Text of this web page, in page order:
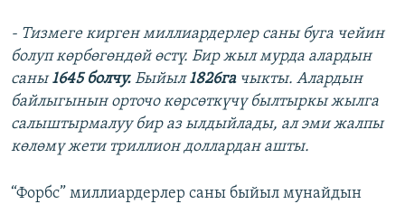
- Тизмеге кирген миллиардерлер саны буга чейин
болуп көрбөгөндөй өстү. Бир жыл мурда алардын
саны1645 болчу. Быйыл1826га чыкты. Алардын
байлыгынын орточо көрсөткүчү былтыркы жылга
салыштырмалуу бир аз ылдыйлады, ал эми жалпы
көлөмү жети триллион доллардан ашты.
“Форбс” миллиардерлер саны быйыл мунайдын